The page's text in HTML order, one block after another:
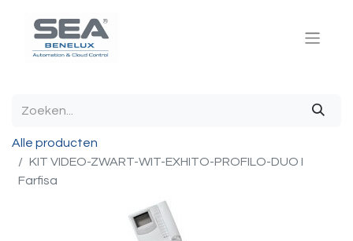
Alle producten
KIT VIDEO-ZWART-WIT-EXHITO-PROFILO-DUO I
Farfisa